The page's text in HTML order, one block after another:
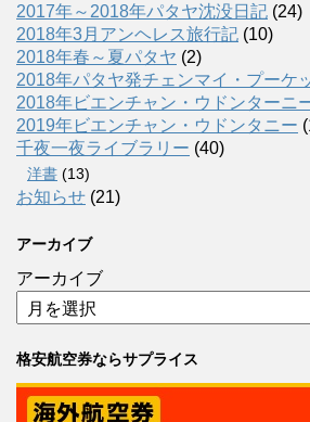
2017年～2018年パタヤ沈没日記 (24)
2018年3月アンヘレス旅行記 (10)
2018年春～夏パタヤ (2)
2018年パタヤ発チェンマイ・プーケ
2018年ビエンチャン・ウドンターニ
2019年ビエンチャン・ウドンタニー
千夜一夜ライブラリー (40)
洋書 (13)
お知らせ (21)
アーカイブ
アーカイブ
格安航空券ならサプライス